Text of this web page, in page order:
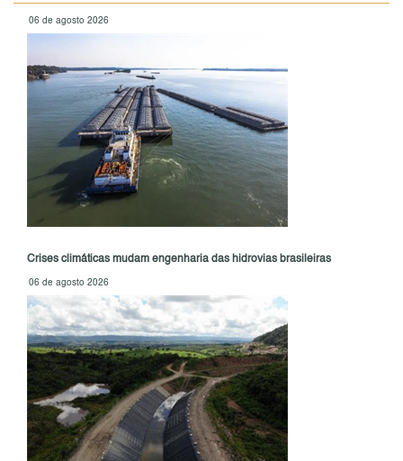
06 de agosto 2026
Crises climáticas mudam engenharia das hidrovias brasileiras
06 de agosto 2026